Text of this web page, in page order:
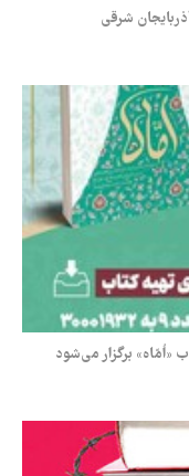
برگزار می‌شود